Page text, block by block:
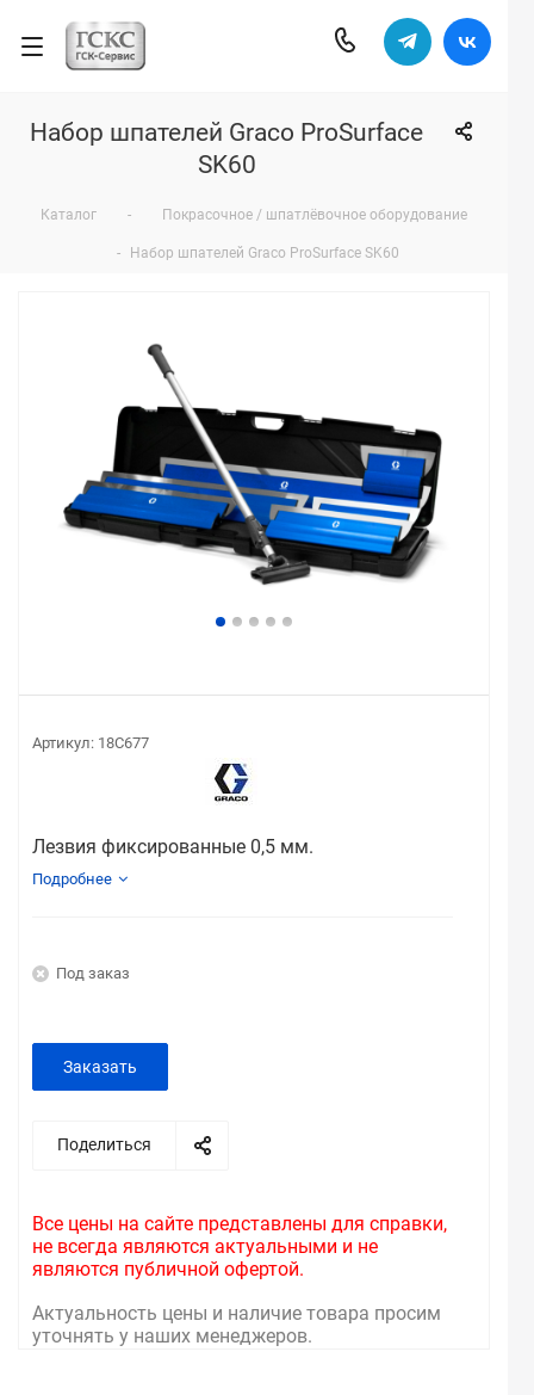
Набор шпателей Graco ProSurface
SK60
Каталог - Покрасочное / шпатлёвочное оборудование
- Набор шпателей Graco ProSurface SK60
Артикул: 18C677
Лезвия фиксированные 0,5 мм.
Подробнее
Под заказ
Заказать
Поделиться
Все цены на сайте представлены для справки,
не всегда являются актуальными и не
являются публичной офертой.
Актуальность цены и наличие товара просим
уточнять у наших менеджеров.